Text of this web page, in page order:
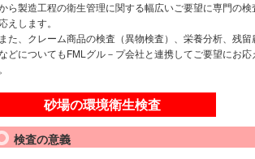
ら製造工程の衛生管理に関する幅広いご要望に専門の検
えします。
た、クレーム商品の検査（異物検査）、栄養分析、残留
どについてもFMLグル－プ会社と連携してご要望にお応
砂場の環境衛生検査
検査の意義